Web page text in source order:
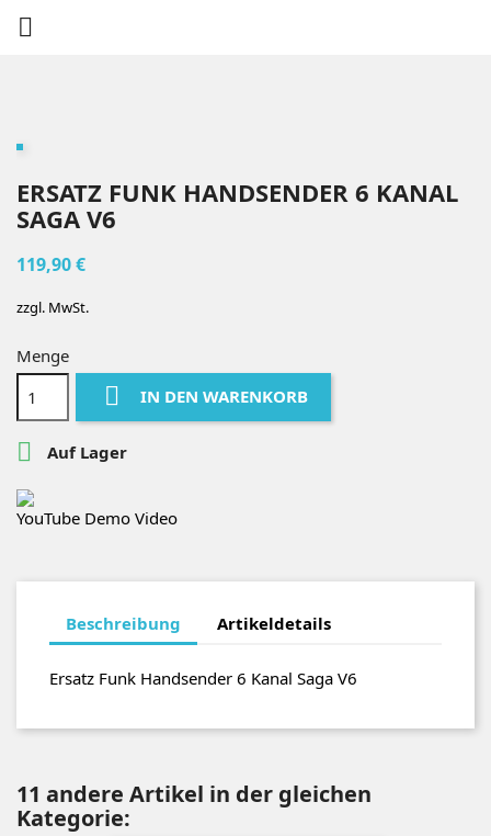

ERSATZ FUNK HANDSENDER 6 KANAL
SAGA V6
119,90 €
zzgl. MwSt.
Menge
 IN DEN WARENKORB
 Auf Lager
YouTube Demo Video
Beschreibung Artikeldetails
Ersatz Funk Handsender 6 Kanal Saga V6
11 andere Artikel in der gleichen
Kategorie: